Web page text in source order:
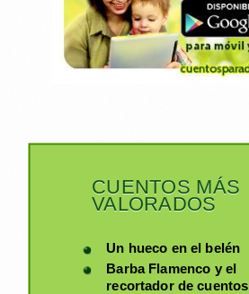
CUENTOS MÁS
VALORADOS
Un hueco en el belén
Barba Flamenco y el
recortador de cuentos